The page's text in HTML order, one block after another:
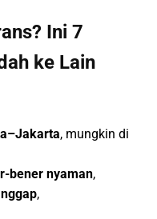
Ini 7
ke Lain
, mungkin di
bener nyaman,
,